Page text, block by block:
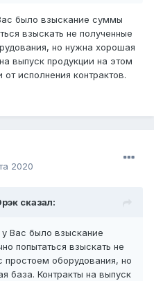
было взыскание суммы
взыскать не полученные
но нужна хорошая
выпуск продукции на этом
исполнения контрактов.
2020
сказал:
Вас было взыскание
попытаться взыскать не
простоем оборудования, но
база. Контракты на выпуск